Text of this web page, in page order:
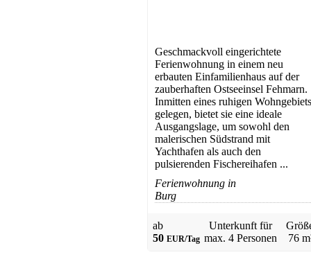
Geschmackvoll eingerichtete
Ferienwohnung in einem neu
erbauten Einfamilienhaus auf der
zauberhaften Ostseeinsel Fehmarn.
Inmitten eines ruhigen Wohngebiets
gelegen, bietet sie eine ideale
Ausgangslage, um sowohl den
malerischen Südstrand mit
Yachthafen als auch den
pulsierenden Fischereihafen ...
Ferienwohnung in
Burg
ab
50 EUR/Tag
Unterkunft für
max. 4 Personen
76